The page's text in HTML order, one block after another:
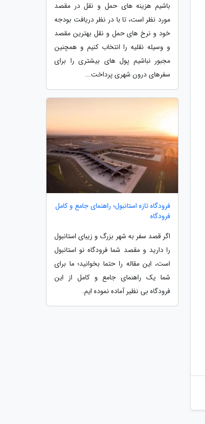
باشیم هزینه های حمل و نقل در مقصد
مورد نظر است، تا با در نظر دریافت بودجه
خود و نرخ های حمل و نقل بهترین مقصد
و وسیله نقلیه را انتخاب کنیم و همچنین
مجبور نباشیم پول های بیشتری را برای
سفرهای درون شهری پرداخت...
فرودگاه تازه استانبول؛ راهنمای جامع و کامل
فرودگاه
اگر قصد سفر به شهر بزرگ و زیبای استانبول
را دارید و مقصد شما فرودگاه نو استانبول
است، این مقاله را حتما بخوانید؛ ما برای
شما یک راهنمای جامع و کامل از این
فرودگاه بی نظیر آماده نموده ایم.